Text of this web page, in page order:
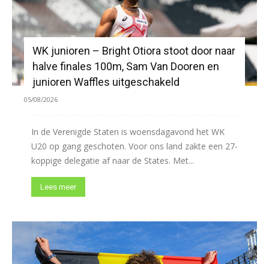
WK junioren – Bright Otiora stoot door naar
halve finales 100m, Sam Van Dooren en
junioren Waffles uitgeschakeld
05/08/2026
In de Verenigde Staten is woensdagavond het WK
U20 op gang geschoten. Voor ons land zakte een 27-
koppige delegatie af naar de States. Met...
Lees meer